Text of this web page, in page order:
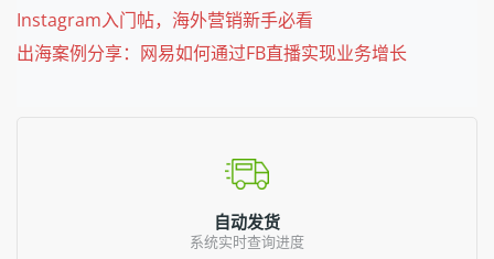
Instagram入门帖，海外营销新手必看
出海案例分享：网易如何通过FB直播实现业务增长
自动发货
系统实时查询进度